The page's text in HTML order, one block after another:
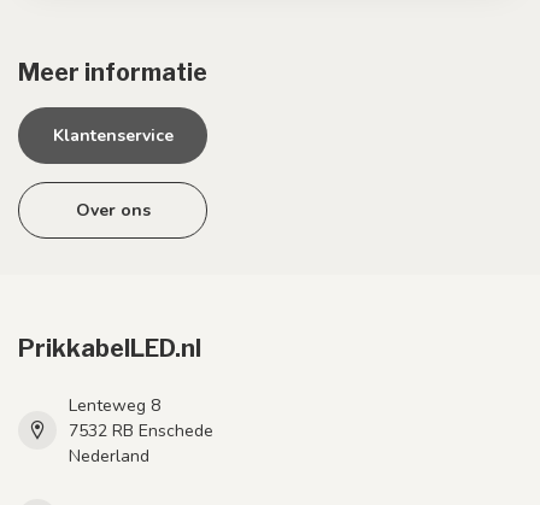
Meer informatie
Klantenservice
Over ons
PrikkabelLED.nl
Lenteweg 8
7532 RB Enschede
Nederland